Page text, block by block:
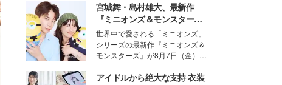
モデル・愛甲ひかりさんと橋下美
好さんを迎えて本音で女子会トー
ク。猛暑のお出かけを快適に過ご
すヒントや、2人が感動した夏の
生理の新常識にも迫りました。
宮城舞・島村雄大、最新作
『ミニオンズ＆モンスター
ズ』の魅力熱弁 ハチャメチャ
だけじゃない“友情と絆”に感
動
世界中で愛される「ミニオンズ」
シリーズの最新作『ミニオンズ＆
モンスターズ』が8月7日（金）に
ニオン好き”という共通点を持つモ
アイドルから絶大な支持 衣装